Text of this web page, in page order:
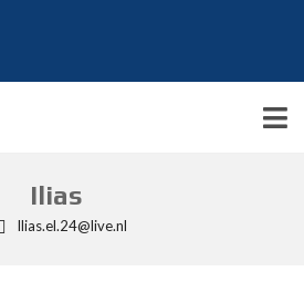
Ilias
Ilias.el.24@live.nl